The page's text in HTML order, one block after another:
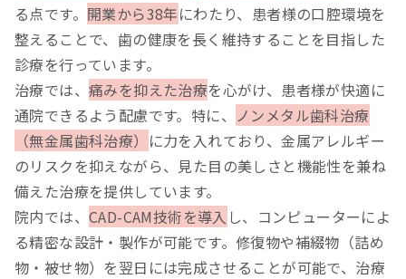
る点です。 開業から38年にわたり、患者様の口腔環境を
整えることで、歯の健康を長く維持することを目指した
診療を行っています。
治療では、 痛みを抑えた治療を心がけ、患者様が快適に
通院できるよう配慮です。特に、 ノンメタル歯科治療
（無金属歯科治療） に力を入れており、金属アレルギー
のリスクを抑えながら、見た目の美しさと機能性を兼ね
備えた治療を提供しています。
院内では、 CAD-CAM技術を導入 し、コンピューターによ
る精密な設計・製作が可能です。修復物や補綴物（詰め
物・被せ物）を翌日には完成させることが可能で、治療